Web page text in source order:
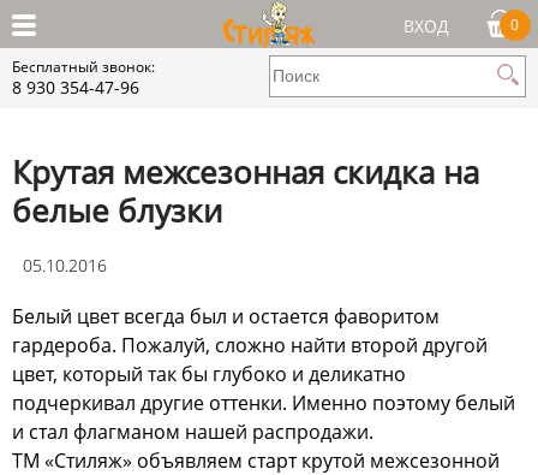
ВХОД 0
Бесплатный звонок:
8 930 354-47-96
Крутая межсезонная скидка на
белые блузки
05.10.2016
Белый цвет всегда был и остается фаворитом
гардероба. Пожалуй, сложно найти второй другой
цвет, который так бы глубоко и деликатно
подчеркивал другие оттенки. Именно поэтому белый
и стал флагманом нашей распродажи.
ТМ «Стиляж» объявляем старт крутой межсезонной